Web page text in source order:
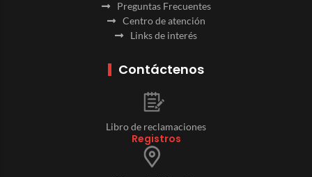
Preguntas Frecuentes
Centro de atención
Links de interés
Contáctenos
Libro de reclamaciones
Registros